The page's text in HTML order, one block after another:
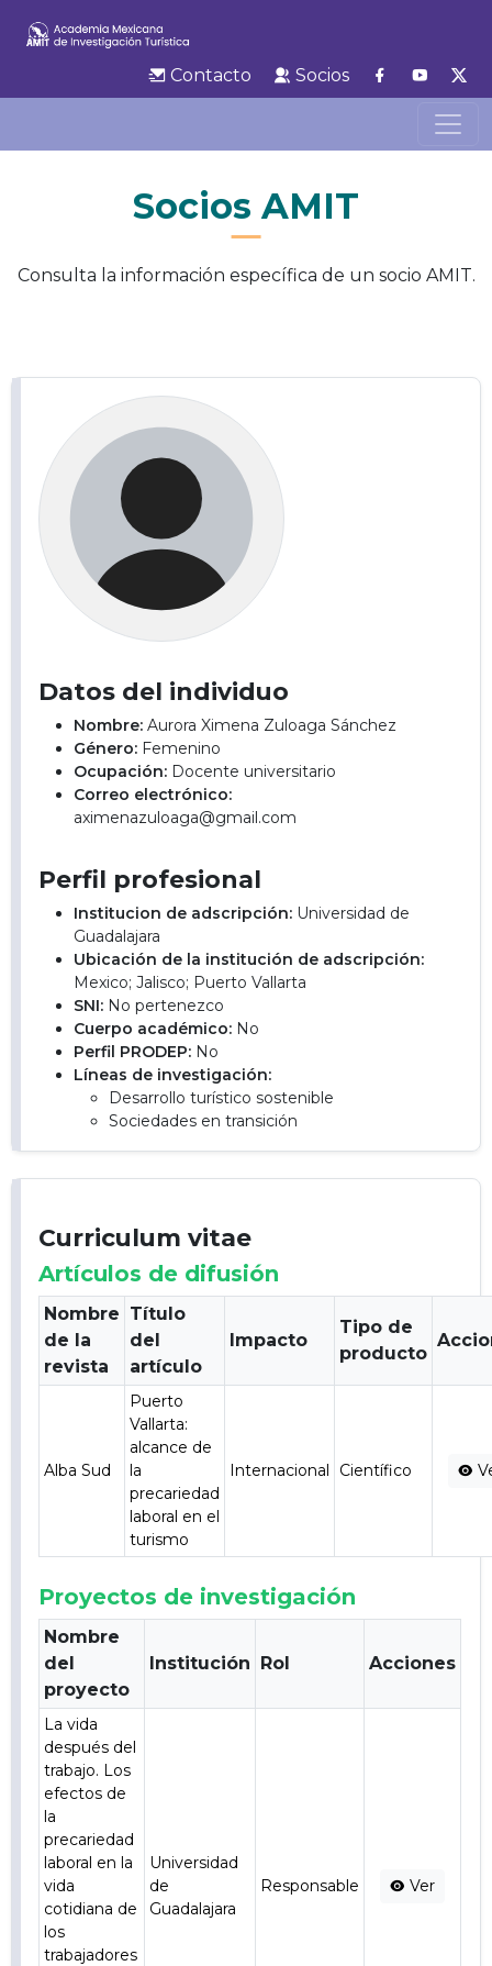
Contacto Socios
Socios AMIT
Consulta la información específica de un socio AMIT.
Datos del individuo
Nombre: Aurora Ximena Zuloaga Sánchez
Género: Femenino
Ocupación: Docente universitario
Correo electrónico:
aximenazuloaga@gmail.com
Perfil profesional
Institucion de adscripción: Universidad de
Guadalajara
Ubicación de la institución de adscripción:
Mexico; Jalisco; Puerto Vallarta
SNI: No pertenezco
Cuerpo académico: No
Perfil PRODEP: No
Líneas de investigación:
Desarrollo turístico sostenible
Sociedades en transición
Curriculum vitae
Artículos de difusión
Nombre
de la
revista
Título
del
artículo
Impacto
Tipo de
producto
Alba Sud
Puerto
Vallarta:
alcance de
la
precariedad
laboral en el
turismo
Internacional Científico
Proyectos de investigación
Nombre
del
proyecto
Institución Rol Acciones
La vida
después del
trabajo. Los
efectos de
la
precariedad
laboral en la
vida
cotidiana de
los
trabajadores
Universidad
de
Guadalajara
Responsable Ver